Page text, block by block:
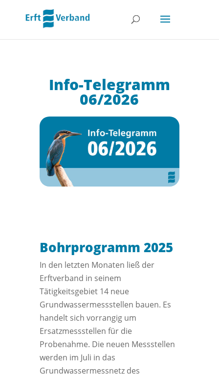
Info-Telegramm
06/2026
Bohrprogramm 2025
In den letzten Monaten ließ der
Erftverband in seinem
Tätigkeitsgebiet 14 neue
Grundwassermessstellen bauen. Es
handelt sich vorrangig um
Ersatzmessstellen für die
Probenahme. Die neuen Messstellen
werden im Juli in das
Grundwassermessnetz des